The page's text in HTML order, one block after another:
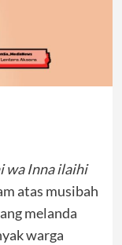
wa Inna ilaihi
atas musibah
melanda
warga